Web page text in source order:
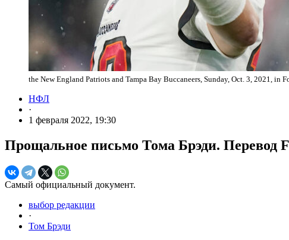
the New England Patriots and Tampa Bay Buccaneers, Sunday, Oct. 3, 2021, in
НФЛ
·
1 февраля 2022, 19:30
Прощальное письмо Тома Брэди. Перевод
Самый официальный документ.
выбор редакции
·
Том Брэди